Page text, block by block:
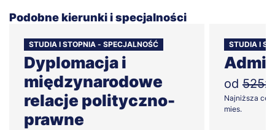
Podobne kierunki i specjalności
STUDIA I STOPNIA - SPECJALNOŚĆ
Dyplomacja i
międzynarodowe
relacje polityczno-
prawne
STUDIA I
od 525zł
Najniższa
mies.